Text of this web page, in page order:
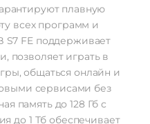
плавную
всех программ и
S7 FE поддерживает
позволяет играть в
общаться онлайн и
сервисами без
память до 128 Гб с
до 1 Тб обеспечивает